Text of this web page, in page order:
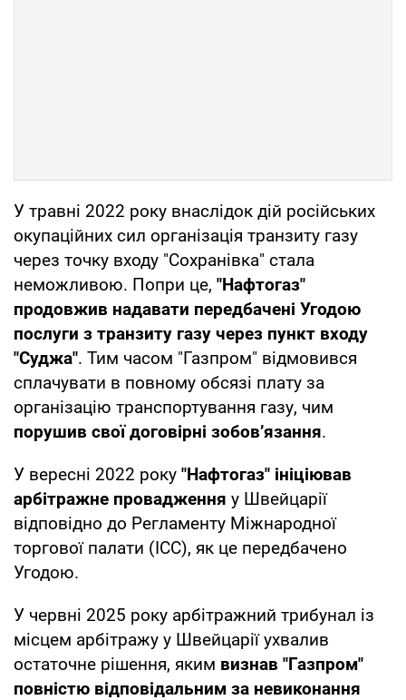
У травні 2022 року внаслідок дій російських
окупаційних сил організація транзиту газу
через точку входу "Сохранівка" стала
неможливою. Попри це, "Нафтогаз"
продовжив надавати передбачені Угодою
послуги з транзиту газу через пункт входу
"Суджа". Тим часом "Газпром" відмовився
сплачувати в повному обсязі плату за
організацію транспортування газу, чим
порушив свої договірні зобов’язання.
У вересні 2022 року "Нафтогаз" ініціював
арбітражне провадження у Швейцарії
відповідно до Регламенту Міжнародної
торгової палати (ICC), як це передбачено
Угодою.
У червні 2025 року арбітражний трибунал із
місцем арбітражу у Швейцарії ухвалив
остаточне рішення, яким визнав "Газпром"
повністю відповідальним за невиконання